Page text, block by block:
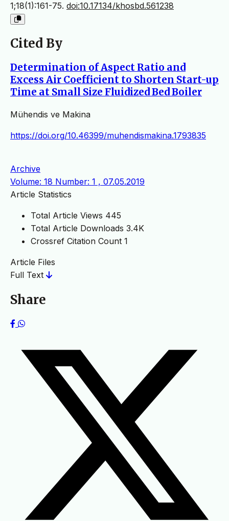
1;18(1):161-75. doi:10.17134/khosbd.561238
Cited By
Determination of Aspect Ratio and
Excess Air Coefficient to Shorten Start-up
Time at Small Size Fluidized Bed Boiler
Mühendis ve Makina
https://doi.org/10.46399/muhendismakina.1793835
Archive
Volume: 18 Number: 1 , 07.05.2019
Article Statistics
Total Article Views 445
Total Article Downloads 3.4K
Crossref Citation Count 1
Article Files
Full Text
Share